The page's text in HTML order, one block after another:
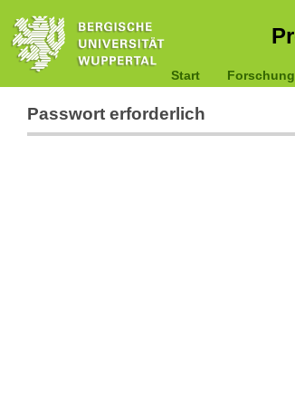
Start Forschung
Passwort erforderlich